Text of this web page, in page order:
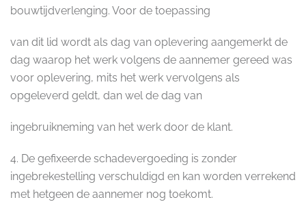
bouwtijdverlenging. Voor de toepassing
van dit lid wordt als dag van oplevering aangemerkt de
dag waarop het werk volgens de aannemer gereed was
voor oplevering, mits het werk vervolgens als
opgeleverd geldt, dan wel de dag van
ingebruikneming van het werk door de klant.
4. De gefixeerde schadevergoeding is zonder
ingebrekestelling verschuldigd en kan worden verrekend
met hetgeen de aannemer nog toekomt.